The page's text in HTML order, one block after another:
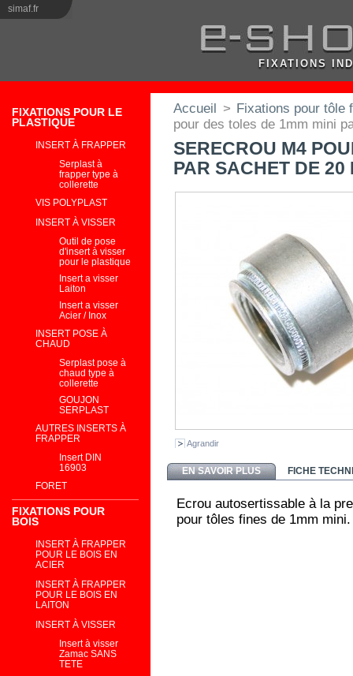
simaf.fr
FIXATIONS
FIXATIONS POUR LE
PLASTIQUE
INSERT À FRAPPER
Serplast à
frapper type à
collerette
VIS POLYPLAST
INSERT À VISSER
Outil de pose
d'insert à visser
pour le plastique
Insert a visser
Laiton
Insert a visser
Acier / Inox
INSERT POSE À
CHAUD
Serplast pose à
chaud type à
collerette
GOUJON
SERPLAST
AUTRES INSERTS À
FRAPPER
Insert DIN
16903
FORET
FIXATIONS POUR
BOIS
INSERT À FRAPPER
POUR LE BOIS EN
ACIER
INSERT À FRAPPER
POUR LE BOIS EN
LAITON
INSERT À VISSER
Insert à visser
Zamac SANS
TETE
Accueil > Fixations pour tôle
pour des toles de 1mm mini
SERECROU M4
PAR SACHET DE 20
Agrandir
EN SAVOIR PLUS FICHE
Ecrou autosertissable à la
pour tôles fines de 1mm